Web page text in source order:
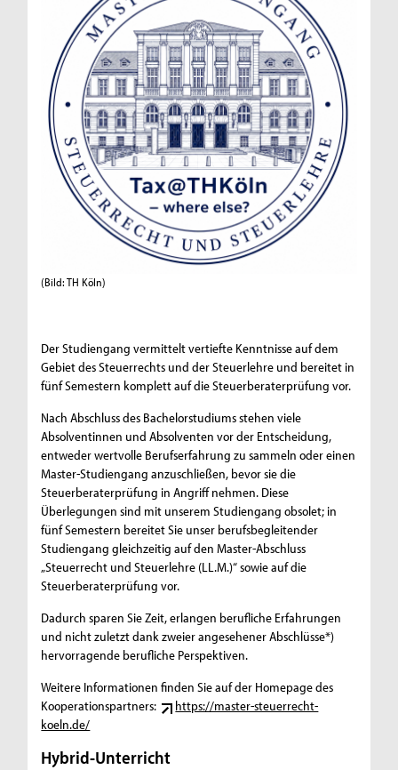
(Bild: TH Köln)
Der Studiengang vermittelt vertiefte Kenntnisse auf dem
Gebiet des Steuerrechts und der Steuerlehre und bereitet in
fünf Semestern komplett auf die Steuerberaterprüfung vor.
Nach Abschluss des Bachelorstudiums stehen viele
Absolventinnen und Absolventen vor der Entscheidung,
entweder wertvolle Berufserfahrung zu sammeln oder einen
Master-Studiengang anzuschließen, bevor sie die
Steuerberaterprüfung in Angriff nehmen. Diese
Überlegungen sind mit unserem Studiengang obsolet; in
fünf Semestern bereitet Sie unser berufsbegleitender
Studiengang gleichzeitig auf den Master-Abschluss
„Steuerrecht und Steuerlehre (LL.M.)“ sowie auf die
Steuerberaterprüfung vor.
Dadurch sparen Sie Zeit, erlangen berufliche Erfahrungen
und nicht zuletzt dank zweier angesehener Abschlüsse*)
hervorragende berufliche Perspektiven.
Weitere Informationen finden Sie auf der Homepage des
Kooperationspartners:
https://master-steuerrecht-
koeln.de/
Hybrid-Unterricht